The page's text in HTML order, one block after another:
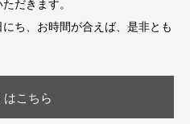
だきます。
ち、お時間が合えば、是非とも
はこちら